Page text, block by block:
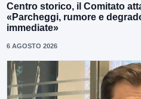
Centro storico, il Comitato
«Parcheggi, rumore e
immediate»
6 AGOSTO 2026